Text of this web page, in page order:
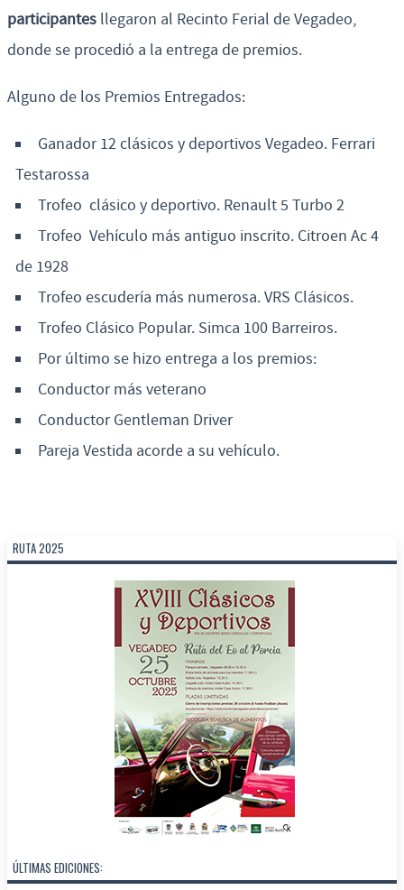
participantes llegaron al Recinto Ferial de Vegadeo,
donde se procedió a la entrega de premios.
Alguno de los Premios Entregados:
Ganador 12 clásicos y deportivos Vegadeo. Ferrari
Testarossa
Trofeo clásico y deportivo. Renault 5 Turbo 2
Trofeo Vehículo más antiguo inscrito. Citroen Ac 4
de 1928
Trofeo escudería más numerosa. VRS Clásicos.
Trofeo Clásico Popular. Simca 100 Barreiros.
Por último se hizo entrega a los premios:
Conductor más veterano
Conductor Gentleman Driver
Pareja Vestida acorde a su vehículo.
RUTA 2025
ÚLTIMAS EDICIONES: